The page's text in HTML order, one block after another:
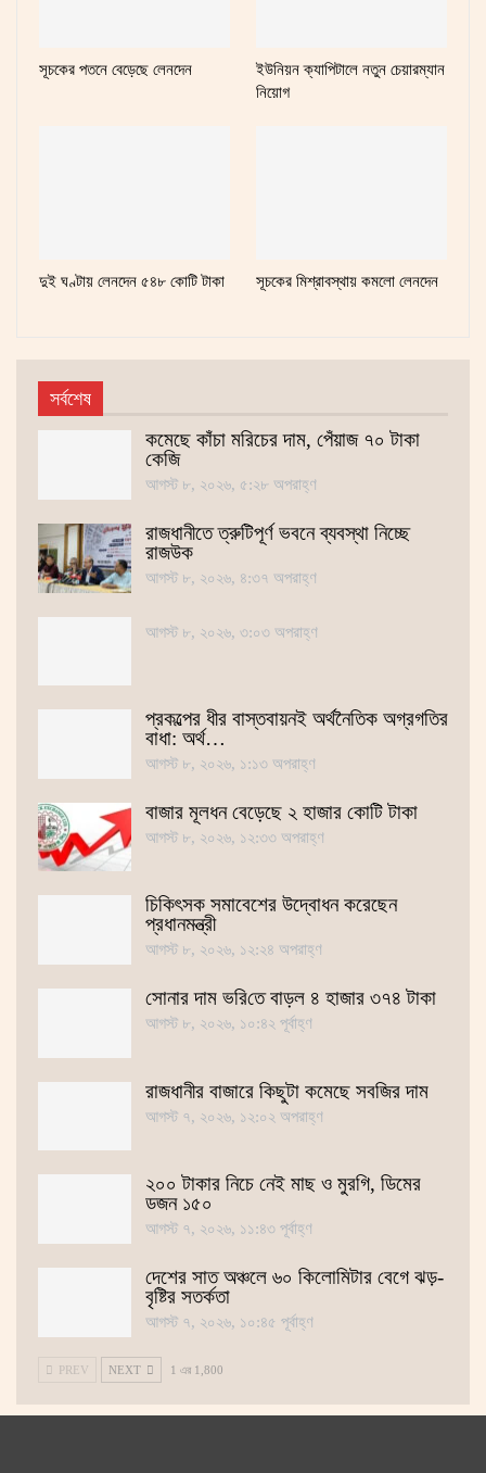
সূচকের পতনে বেড়েছে লেনদেন
ইউনিয়ন ক্যাপিটালে নতুন চেয়ারম্যান
নিয়োগ
দুই ঘণ্টায় লেনদেন ৫৪৮ কোটি টাকা সূচকের মিশ্রাবস্থায় কমলো লেনদেন
সর্বশেষ
কমেছে কাঁচা মরিচের দাম, পেঁয়াজ ৭০ টাকা
কেজি
আগস্ট ৮, ২০২৬, ৫:২৮ অপরাহ্ণ
রাজধানীতে ত্রুটিপূর্ণ ভবনে ব্যবস্থা নিচ্ছে
রাজউক
আগস্ট ৮, ২০২৬, ৪:৩৭ অপরাহ্ণ
আগস্ট ৮, ২০২৬, ৩:০৩ অপরাহ্ণ
প্রকল্পের ধীর বাস্তবায়নই অর্থনৈতিক অগ্রগতির
বাধা: অর্থ…
আগস্ট ৮, ২০২৬, ১:১৩ অপরাহ্ণ
বাজার মূলধন বেড়েছে ২ হাজার কোটি টাকা
আগস্ট ৮, ২০২৬, ১২:৩৩ অপরাহ্ণ
চিকিৎসক সমাবেশের উদ্বোধন করেছেন
প্রধানমন্ত্রী
আগস্ট ৮, ২০২৬, ১২:২৪ অপরাহ্ণ
সোনার দাম ভ‌রি‌তে বাড়ল ৪ হাজার ৩৭৪ টাকা
আগস্ট ৮, ২০২৬, ১০:৪২ পূর্বাহ্ণ
রাজধানীর বাজারে কিছুটা কমেছে সবজির দাম
আগস্ট ৭, ২০২৬, ১২:০২ অপরাহ্ণ
২০০ টাকার নিচে নেই মাছ ও মুরগি, ডিমের
ডজন ১৫০
আগস্ট ৭, ২০২৬, ১১:৪৩ পূর্বাহ্ণ
দেশের সাত অঞ্চলে ৬০ কিলোমিটার বেগে ঝড়-
বৃষ্টির সতর্কতা
আগস্ট ৭, ২০২৬, ১০:৪৫ পূর্বাহ্ণ
PREV NEXT 1 এর 1,800